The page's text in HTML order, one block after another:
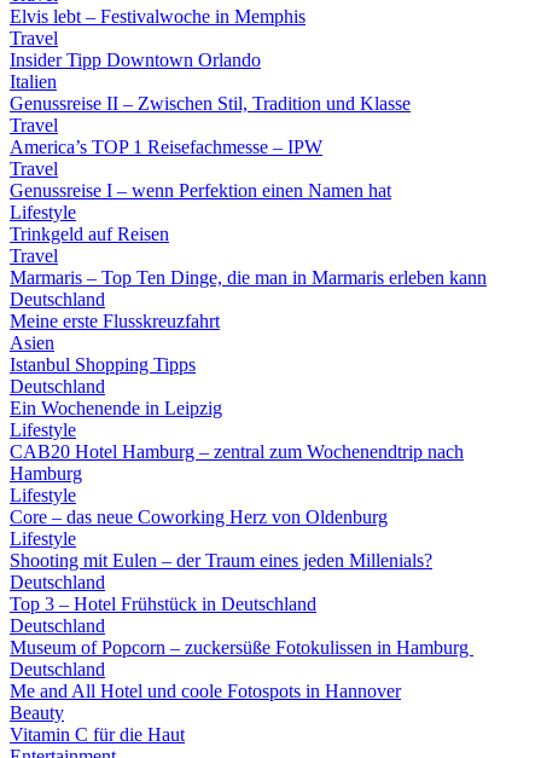
Elvis lebt – Festivalwoche in Memphis
Travel
Insider Tipp Downtown Orlando
Italien
Genussreise II – Zwischen Stil, Tradition und Klasse
Travel
America’s TOP 1 Reisefachmesse – IPW
Travel
Genussreise I – wenn Perfektion einen Namen hat
Lifestyle
Trinkgeld auf Reisen
Travel
Marmaris – Top Ten Dinge, die man in Marmaris erleben kann
Deutschland
Meine erste Flusskreuzfahrt
Asien
Istanbul Shopping Tipps
Deutschland
Ein Wochenende in Leipzig
Lifestyle
CAB20 Hotel Hamburg – zentral zum Wochenendtrip nach
Hamburg
Lifestyle
Core – das neue Coworking Herz von Oldenburg
Lifestyle
Shooting mit Eulen – der Traum eines jeden Millenials?
Deutschland
Top 3 – Hotel Frühstück in Deutschland
Deutschland
Museum of Popcorn – zuckersüße Fotokulissen in Hamburg
Deutschland
Me and All Hotel und coole Fotospots in Hannover
Beauty
Vitamin C für die Haut